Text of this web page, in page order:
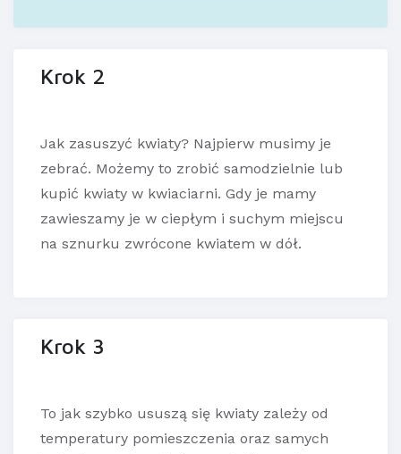
Krok 2
Jak zasuszyć kwiaty? Najpierw musimy je
zebrać. Możemy to zrobić samodzielnie lub
kupić kwiaty w kwiaciarni. Gdy je mamy
zawieszamy je w ciepłym i suchym miejscu
na sznurku zwrócone kwiatem w dół.
Krok 3
To jak szybko ususzą się kwiaty zależy od
temperatury pomieszczenia oraz samych